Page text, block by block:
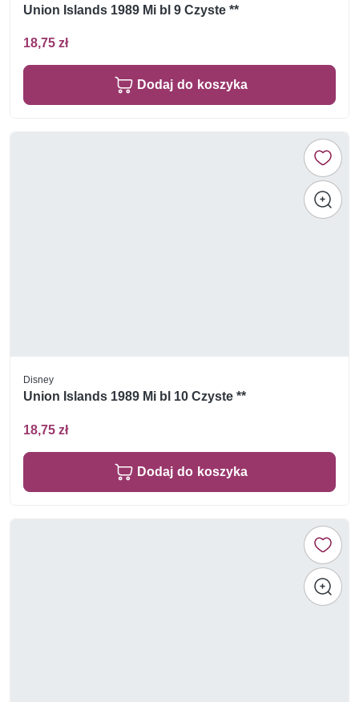
Union Islands 1989 Mi bl 9 Czyste **
18,75 zł
Dodaj do koszyka
Disney
Union Islands 1989 Mi bl 10 Czyste **
18,75 zł
Dodaj do koszyka